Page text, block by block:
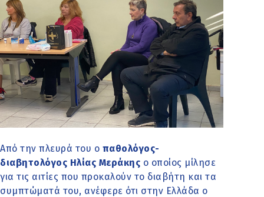
Από την πλευρά του ο παθολόγος-
διαβητολόγος Ηλίας Μεράκης ο οποίος μίλησε
για τις αιτίες που προκαλούν το διαβήτη και τα
συμπτώματά του, ανέφερε ότι στην Ελλάδα ο